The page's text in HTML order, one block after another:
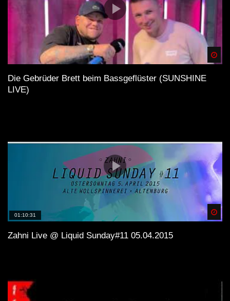
Tracks auf Vinyl!
Die Gebrüder Brett beim Bassgeflüster (SUNSHINE
LIVE)
01:10:31
Zahni Live @ Liquid Sunday#11 05.04.2015